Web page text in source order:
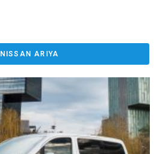
NISSAN ARIYA